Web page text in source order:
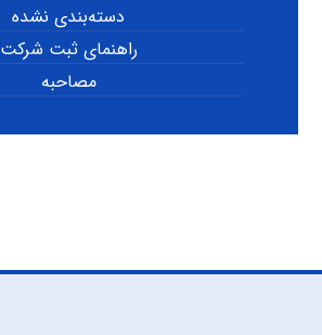
دسته‌بندی نشده
راهنمای ثبت شرکت
مصاحبه